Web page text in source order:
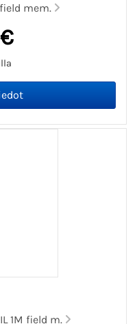
field mem.
1M field m.